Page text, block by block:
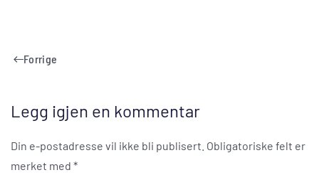
Forrige
Legg igjen en kommentar
Din e-postadresse vil ikke bli publisert. Obligatoriske felt er
merket med *